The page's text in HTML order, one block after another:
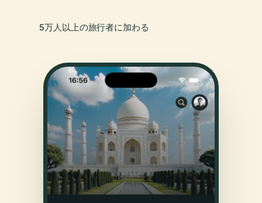
5万人以上の旅行者に加わる